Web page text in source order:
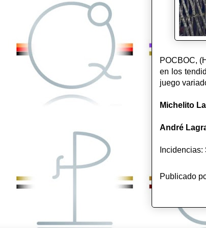
POCBOC,
en los
juego
Michelito
André
Publicado